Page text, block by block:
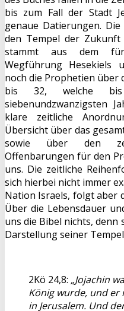
bis zum Fall der Stadt
genaue Datierungen.
den Tempel der
stammt aus dem
Wegführung Hesekiels
noch die Prophetien über
bis 32, welche
siebenundzwanzigsten
klare zeitliche
Übersicht über das
sowie über den
Offenbarungen für den
uns. Die zeitliche
sich hierbei nicht immer
Nation Israels, folgt aber
Über die Lebensdauer
uns die Bibel nichts, denn
Darstellung seiner
2Kö 24,8: „Jojachin
König wurde, und
in Jerusalem. Und